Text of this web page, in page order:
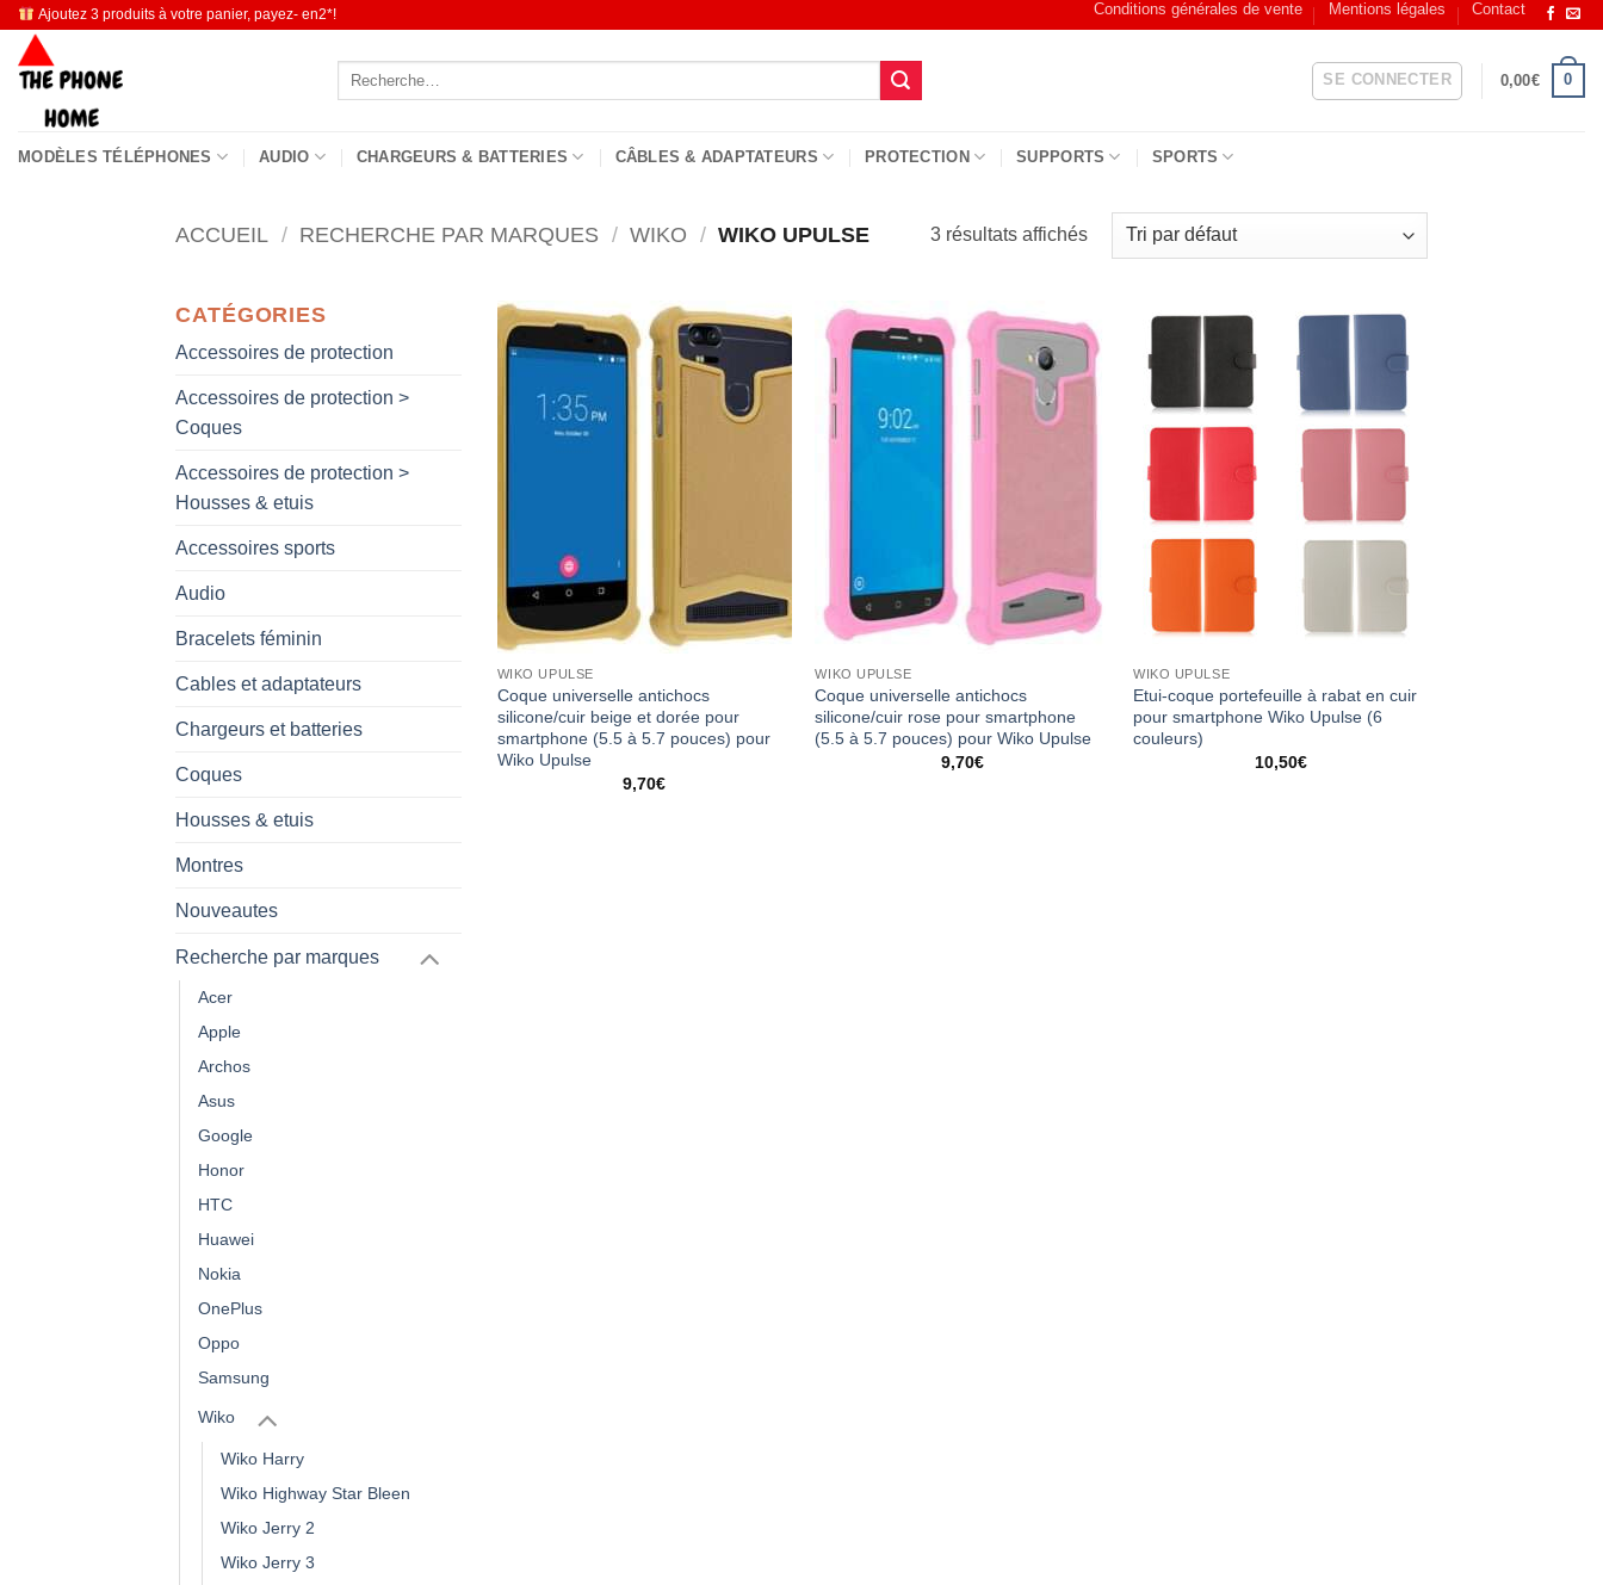
Passer
contenu
Ajoutez 3 produits à votre panier, payez- en2*! Conditions générales de vente Mentions légales Contact
Recherche
SE CONNECTER 0,00€ 0
MODÈLES TÉLÉPHONES AUDIO CHARGEURS & BATTERIES CÂBLES & ADAPTATEURS PROTECTION SUPPORTS SPORTS
ACCUEIL / RECHERCHE PAR MARQUES / WIKO / WIKO UPULSE 3 résultats affichés
CATÉGORIES
Accessoires de protection
Accessoires de protection >
Coques
Accessoires de protection >
Housses & etuis
Accessoires sports
Audio
Bracelets féminin
Cables et adaptateurs
Chargeurs et batteries
Coques
Housses & etuis
Montres
Nouveautes
Recherche par marques
Acer
Apple
Archos
Asus
Google
Honor
HTC
Huawei
Nokia
OnePlus
Oppo
Samsung
Wiko
Wiko Harry
Wiko Highway Star Bleen
Wiko Jerry 2
Wiko Jerry 3
WIKO UPULSE
Coque universelle antichocs
silicone/cuir beige et dorée pour
smartphone (5.5 à 5.7 pouces) pour
Wiko Upulse
9,70€
WIKO UPULSE
Coque universelle antichocs
silicone/cuir rose pour smartphone
(5.5 à 5.7 pouces) pour Wiko Upulse
9,70€
WIKO UPULSE
Etui-coque portefeuille à rabat en cuir
pour smartphone Wiko Upulse (6
couleurs)
10,50€